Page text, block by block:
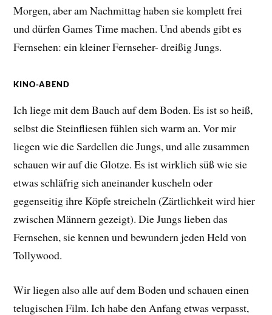
Morgen, aber am Nachmittag haben sie komplett frei
und dürfen Games Time machen. Und abends gibt es
Fernsehen: ein kleiner Fernseher- dreißig Jungs.
KINO-ABEND
Ich liege mit dem Bauch auf dem Boden. Es ist so heiß,
selbst die Steinfliesen fühlen sich warm an. Vor mir
liegen wie die Sardellen die Jungs, und alle zusammen
schauen wir auf die Glotze. Es ist wirklich süß wie sie
etwas schläfrig sich aneinander kuscheln oder
gegenseitig ihre Köpfe streicheln (Zärtlichkeit wird hier
zwischen Männern gezeigt). Die Jungs lieben das
Fernsehen, sie kennen und bewundern jeden Held von
Tollywood.
Wir liegen also alle auf dem Boden und schauen einen
telugischen Film. Ich habe den Anfang etwas verpasst,